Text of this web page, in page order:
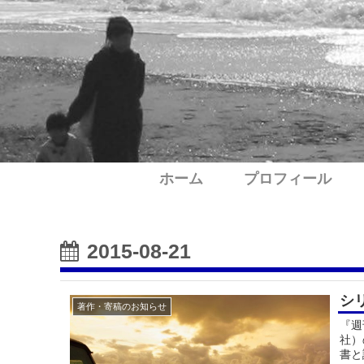
ホーム プロフィール
2015-08-21
著作・寄稿のお知らせ シ
『
社
書